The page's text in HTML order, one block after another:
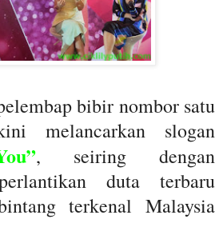
bibir nombor satu
melancarkan slogan
, seiring dengan
duta terbaru
terkenal Malaysia